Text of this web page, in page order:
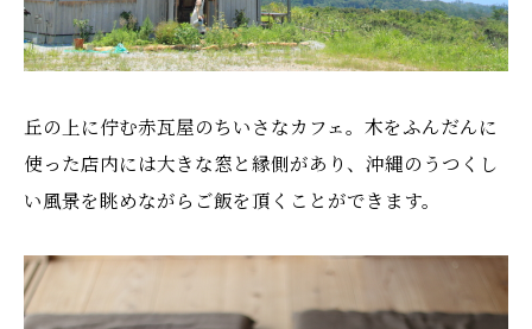
丘の上に佇む赤瓦屋のちいさなカフェ。木をふんだんに
使った店内には大きな窓と縁側があり、沖縄のうつくし
い風景を眺めながらご飯を頂くことができます。